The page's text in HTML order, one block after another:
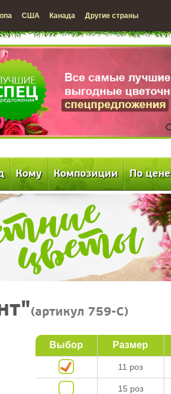
США Канада Другие страны
1
Кому Композиции По цене
(артикул 759-C)
Выбор Размер
11 роз
15 роз